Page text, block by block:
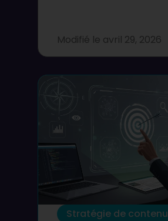
Modifié le avril 29, 2026
Stratégie de contenu